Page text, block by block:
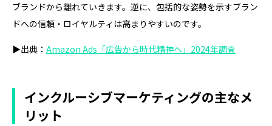
ブランドから離れていきます。逆に、包括的な姿勢を示すブラン
ドへの信頼・ロイヤルティは高まりやすいのです。
▶出典： Amazon Ads「広告から時代精神へ」2024年調査
インクルーシブマーケティングの主なメ
リット